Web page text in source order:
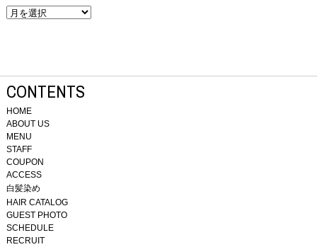
CONTENTS
HOME
ABOUT US
MENU
STAFF
COUPON
ACCESS
白髪染め
HAIR CATALOG
GUEST PHOTO
SCHEDULE
RECRUIT